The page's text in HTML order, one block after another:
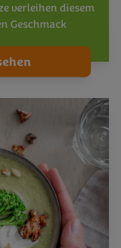
verleihen diesem
Geschmack